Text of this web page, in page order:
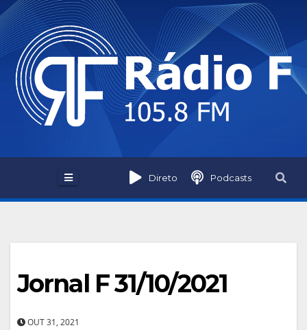
Skip
to
content
Direto Podcasts
Jornal F 31/10/2021
OUT 31, 2021